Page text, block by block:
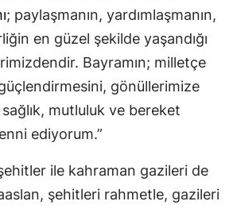
; paylaşmanın, yardımlaşmanın,
en güzel şekilde yaşandığı
Bayramın; milletçe
güçlendirmesini, gönüllerimize
mutluluk ve bereket
ediyorum.”
ile kahraman gazileri de
şehitleri rahmetle, gazileri